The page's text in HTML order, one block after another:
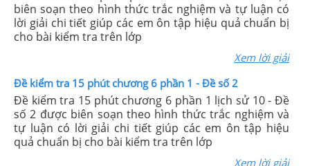
biên soạn theo hình thức trắc nghiệm và tự luận có
lời giải chi tiết giúp các em ôn tập hiệu quả chuẩn bị
cho bài kiểm tra trên lớp
Xem lời giải
Đề kiểm tra 15 phút chương 6 phần 1 - Đề số 2
Đề kiểm tra 15 phút chương 6 phần 1 lịch sử 10 - Đề
số 2 được biên soạn theo hình thức trắc nghiệm và
tự luận có lời giải chi tiết giúp các em ôn tập hiệu
quả chuẩn bị cho bài kiểm tra trên lớp
Xem lời giải